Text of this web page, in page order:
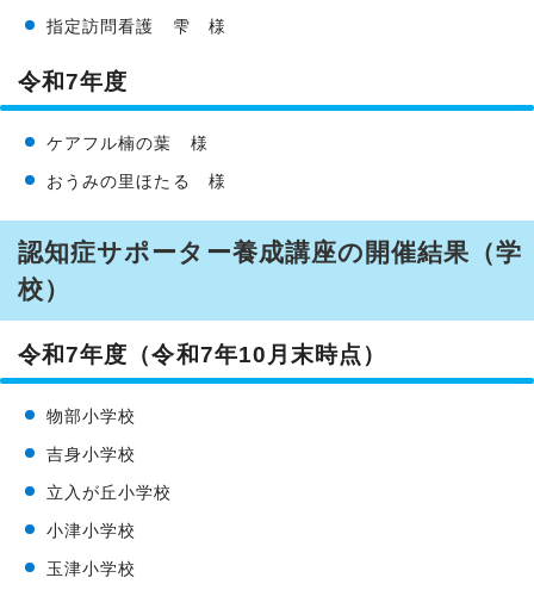
指定訪問看護 雫 様
令和7年度
ケアフル楠の葉 様
おうみの里ほたる 様
認知症サポーター養成講座の開催結果（学
校）
令和7年度（令和7年10月末時点）
物部小学校
吉身小学校
立入が丘小学校
小津小学校
玉津小学校